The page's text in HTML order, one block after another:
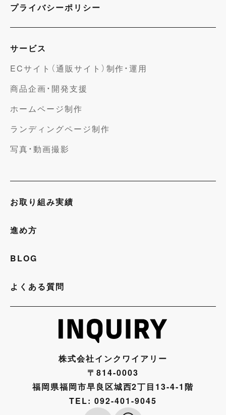
プライバシーポリシー
サービス
ECサイト（通販サイト）制作・運用
商品企画・開発支援
ホームページ制作
ランディングページ制作
写真・動画撮影
お取り組み実績
進め方
BLOG
よくある質問
株式会社インクワイアリー
〒814-0003
福岡県福岡市早良区城西2丁目13-4-1階
TEL:092-401-9045